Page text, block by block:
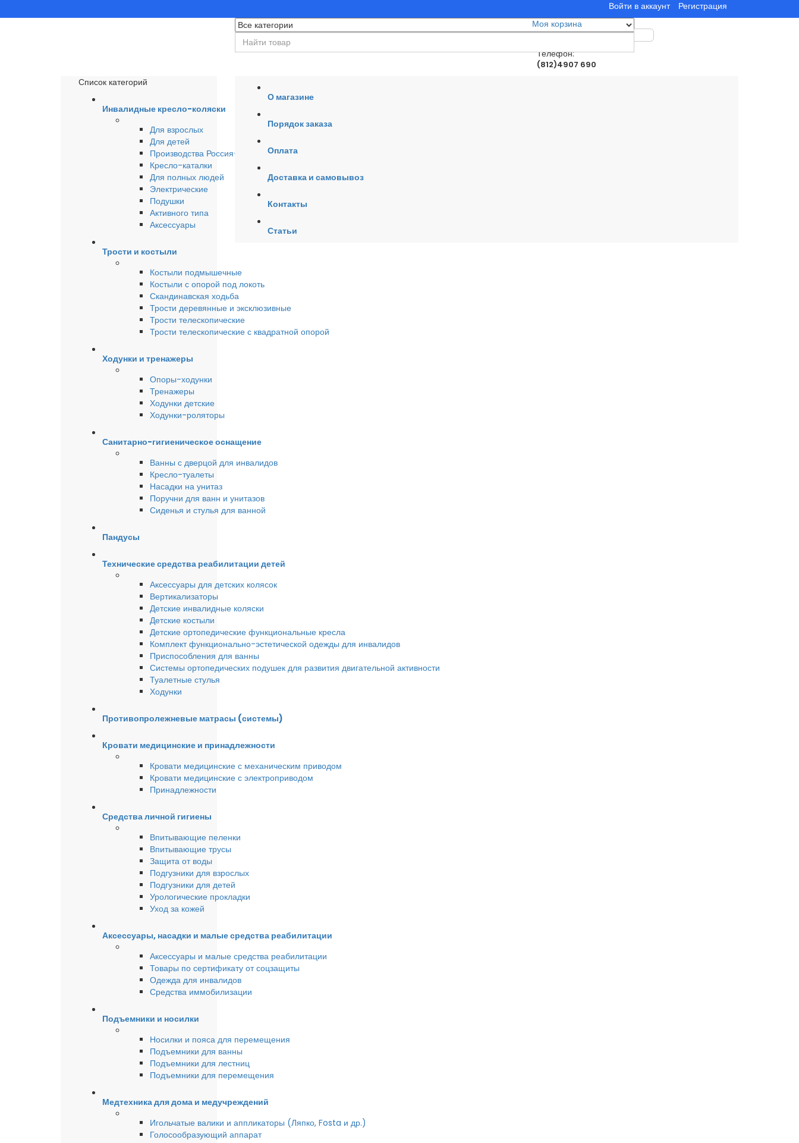
Войти в аккаунт
Регистрация
Моя корзина
Телефон:
(812)4907 690
Список категорий
Инвалидные кресло-коляски
Для взрослых
Для детей
Производства Россия-Германия
Кресло-каталки
Для полных людей
Электрические
Подушки
Активного типа
Аксессуары
Трости и костыли
Костыли подмышечные
Костыли с опорой под локоть
Скандинавская ходьба
Трости деревянные и эксклюзивные
Трости телескопические
Трости телескопические с квадратной опорой
Ходунки и тренажеры
Опоры-ходунки
Тренажеры
Ходунки детские
Ходунки-роляторы
Санитарно-гигиеническое оснащение
Ванны с дверцой для инвалидов
Кресло-туалеты
Насадки на унитаз
Поручни для ванн и унитазов
Сиденья и стулья для ванной
Пандусы
Технические средства реабилитации детей
Аксессуары для детских колясок
Вертикализаторы
Детские инвалидные коляски
Детские костыли
Детские ортопедические функциональные кресла
Комплект функционально-эстетической одежды для инвалидов
Приспособления для ванны
Системы ортопедических подушек для развития двигательной активности
Туалетные стулья
Ходунки
Противопролежневые матрасы (системы)
Кровати медицинские и принадлежности
Кровати медицинские с механическим приводом
Кровати медицинские с электроприводом
Принадлежности
Средства личной гигиены
Впитывающие пеленки
Впитывающие трусы
Защита от воды
Подгузники для взрослых
Подгузники для детей
Урологические прокладки
Уход за кожей
Аксессуары, насадки и малые средства реабилитации
Аксессуары и малые средства реабилитации
Товары по сертификату от соцзащиты
Одежда для инвалидов
Средства иммобилизации
Подъемники и носилки
Носилки и пояса для перемещения
Подъемники для ванны
Подъемники для лестниц
Подъемники для перемещения
Медтехника для дома и медучреждений
Игольчатые валики и аппликаторы (Ляпко, Fosta и др.)
Голосообразующий аппарат
О магазине
Порядок заказа
Оплата
Доставка и самовывоз
Контакты
Статьи